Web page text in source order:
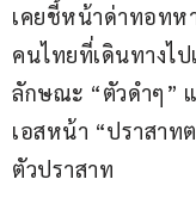
เคยชี้หน้าด่าทอทห
คนไทยที่เดินทางไ
ลักษณะ “ตัวดำๆ”
เอสหน้า “ปราสาท
ตัวปราสาท